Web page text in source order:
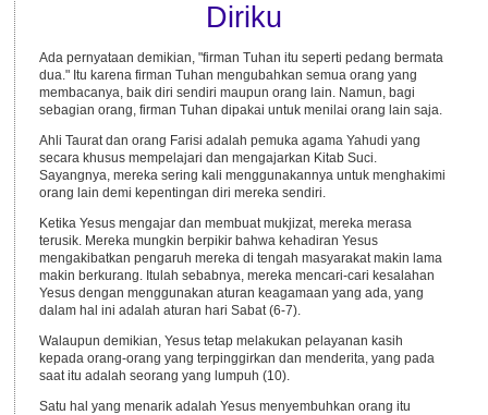
Diriku
Ada pernyataan demikian, "firman Tuhan itu seperti pedang bermata
dua." Itu karena firman Tuhan mengubahkan semua orang yang
membacanya, baik diri sendiri maupun orang lain. Namun, bagi
sebagian orang, firman Tuhan dipakai untuk menilai orang lain saja.
Ahli Taurat dan orang Farisi adalah pemuka agama Yahudi yang
secara khusus mempelajari dan mengajarkan Kitab Suci.
Sayangnya, mereka sering kali menggunakannya untuk menghakimi
orang lain demi kepentingan diri mereka sendiri.
Ketika Yesus mengajar dan membuat mukjizat, mereka merasa
terusik. Mereka mungkin berpikir bahwa kehadiran Yesus
mengakibatkan pengaruh mereka di tengah masyarakat makin lama
makin berkurang. Itulah sebabnya, mereka mencari-cari kesalahan
Yesus dengan menggunakan aturan keagamaan yang ada, yang
dalam hal ini adalah aturan hari Sabat (6-7).
Walaupun demikian, Yesus tetap melakukan pelayanan kasih
kepada orang-orang yang terpinggirkan dan menderita, yang pada
saat itu adalah seorang yang lumpuh (10).
Satu hal yang menarik adalah Yesus menyembuhkan orang itu